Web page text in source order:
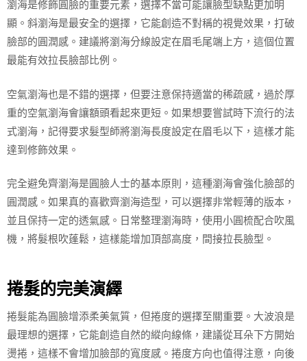
瀏海是修飾圓臉的重要元素，選擇不當可能讓臉型缺點更加明
顯。斜瀏海是最安全的選擇，它能創造不對稱的視覺效果，打破
臉部的圓潤感。建議將瀏海分線設定在眉毛尾端上方，這個位置
最能有效拉長臉部比例。
空氣瀏海也是不錯的選擇，但要注意保持適當的稀疏感，過於厚
重的空氣瀏海會讓額頭看起來更短。如果想要嘗試時下流行的法
式瀏海，記得要求髮型師將瀏海長度設定在眉毛以下，這樣才能
達到修飾效果。
完全避免齊瀏海是圓臉人士的基本原則，這種瀏海會強化臉部的
圓潤感。如果真的喜歡齊瀏海造型，可以選擇非常輕薄的版本，
並且保持一定的透氣感。日常整理瀏海時，使用小圓梳配合吹風
機，將髮根吹蓬鬆，這樣能增加頂部高度，間接拉長臉型。
捲髮的完美演繹
捲髮能為圓臉增添柔美氣質，但捲度的選擇至關重要。大波浪是
最理想的選擇，它能創造自然的縱向線條，建議從耳朵下方開始
燙捲，這樣不會增加臉部的寬度感。捲度方向也值得注意，向後